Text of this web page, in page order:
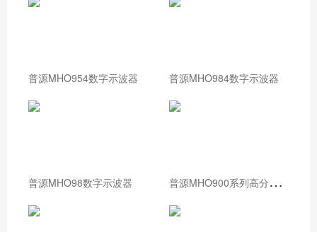
普源MHO954数字示波器 普源MHO984数字示波器
普源MHO98数字示波器 普
源MHO900系列高分辨率数字示波器